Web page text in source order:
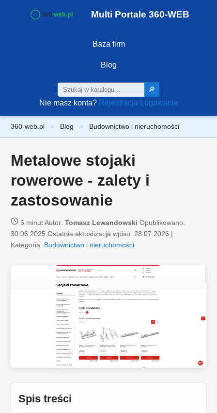
Multi Portale 360-WEB
Baza firm
Blog
🔎
Nie masz konta? Rejestracja Logowanie
360-web.pl Blog Budownictwo i nieruchomości
Metalowe stojaki
rowerowe - zalety i
zastosowanie
5 minutAutor:Tomasz Lewandowski Opublikowano:
30.06.2025 Ostatnia aktualizacja wpisu: 28.07.2026 |
Kategoria: Budownictwo i nieruchomości
Spis treści